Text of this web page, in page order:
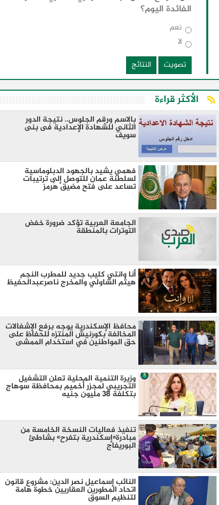
الفائدة اليوم؟
نعم
لا
تصويت
النتائج
الأكثر قراءة
بالاسم ورقم الجلوس.. نتيجة الدور
الثاني للشهادة الإعدادية فى بنى
سويف
فهمي يشيد بالجهود الدبلوماسية
لسلطنة عمان للتوصل إلى ترتيبات
تساعد على فتح مضيق هُرمز
الجامعة العربية تؤكد ضرورة خفض
التوترات بالمنطقة ‏
أنا وانتي كليب جديد للمطرب النجم
هيثم الشاولي والمخرج ناصرعبدالحفيظ
محافظ الإسكندرية يوجه برفع الإشغالات
المخالفة بكورنيش المنتزه للحفاظ على
حق المواطنين في استخدام الممشى
وزيرة التنمية المحلية تعلن التشغيل
التجريبي لمجزر أخميم بمحافظة سوهاج
بتكلفة 38 مليون جنيه
تنفيذ فعاليات النسخة الخامسة من
مبادرة«إسكندرية بتفرح» بشاطئ
البوريفاج
النائب إسماعيل نصر الدين: مشروع قانون
اتحاد المطورين العقاريين خطوة هامة
لتنظيم السوق